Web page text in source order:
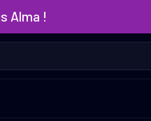
Alma !